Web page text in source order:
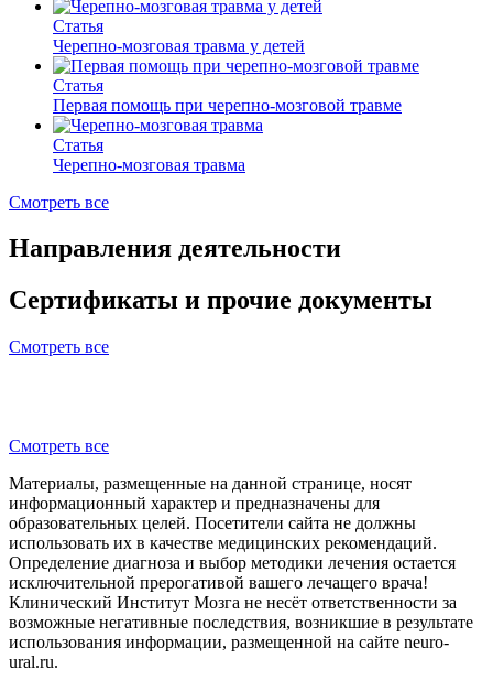
Статья
Черепно-мозговая травма у детей
Статья
Первая помощь при черепно-мозговой травме
Статья
Черепно-мозговая травма
Смотреть все
Направления деятельности
Сертификаты и прочие документы
Смотреть все
Смотреть все
Материалы, размещенные на данной странице, носят
информационный характер и предназначены для
образовательных целей. Посетители сайта не должны
использовать их в качестве медицинских рекомендаций.
Определение диагноза и выбор методики лечения остается
исключительной прерогативой вашего лечащего врача!
Клинический Институт Мозга не несёт ответственности за
возможные негативные последствия, возникшие в результате
использования информации, размещенной на сайте neuro-
ural.ru.